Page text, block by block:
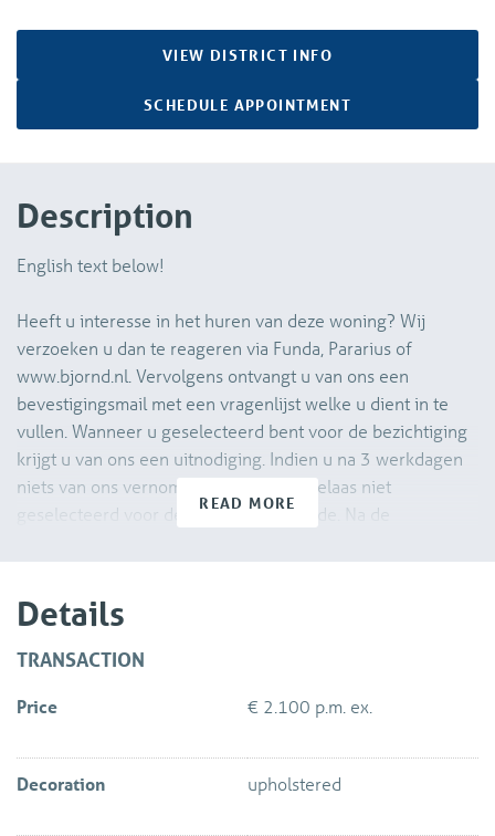
VIEW DISTRICT INFO
SCHEDULE APPOINTMENT
Description
English text below!
Heeft u interesse in het huren van deze woning? Wij
verzoeken u dan te reageren via Funda, Pararius of
www.bjornd.nl. Vervolgens ontvangt u van ons een
bevestigingsmail met een vragenlijst welke u dient in te
vullen. Wanneer u geselecteerd bent voor de bezichtiging
krijgt u van ons een uitnodiging. Indien u na 3 werkdagen
niets van ons vernomen heeft bent u helaas niet
geselecteerd voor de bezichtigingsronde. Na de
weten of u daadwerkelijk interesse heeft om de woning te
huren. Wij zullen uw verzoek aan de verhuurder
voorleggen.
3e en 4e etage gelegen met 2 slaapkamers, 2 badkamers
moderne, in 2003 gebouwde appartement van ca. 100m2
heeft onder andere grote vierkante ramen met een vrij
READ MORE
Details
TRANSACTION
Price € 2.100 p.m. ex.
Decoration upholstered